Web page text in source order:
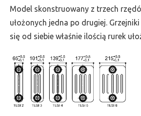
600,
szer.
945,
1272
Model skonstruowany z trzech
ułożonych jedna po drugiej.
się od siebie właśnie ilością rurek